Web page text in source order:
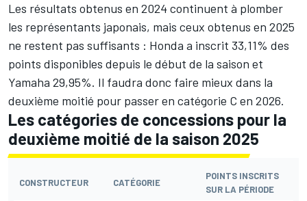
Les résultats obtenus en 2024 continuent à plomber
les représentants japonais, mais ceux obtenus en 2025
ne restent pas suffisants : Honda a inscrit 33,11% des
points disponibles depuis le début de la saison et
Yamaha 29,95%. Il faudra donc faire mieux dans la
deuxième moitié pour passer en catégorie C en 2026.
Les catégories de concessions pour la
deuxième moitié de la saison 2025
CONSTRUCTEUR CATÉGORIE
POINTS INSCRITS
SUR LA PÉRIODE